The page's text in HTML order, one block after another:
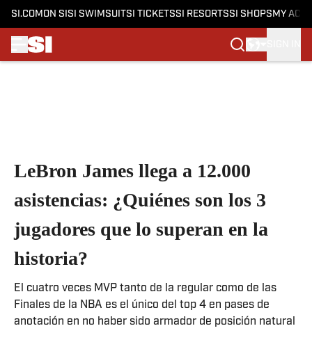
SI.COM ON SI SI SWIMSUITSI TICKETSSI RESORTSSI SHOPS MY
LeBron James llega a 12.000
asistencias: ¿Quiénes son los 3
jugadores que lo superan en la
historia?
El cuatro veces MVP tanto de la regular como de las
Finales de la NBA es el único del top 4 en pases de
anotación en no haber sido armador de posición natural